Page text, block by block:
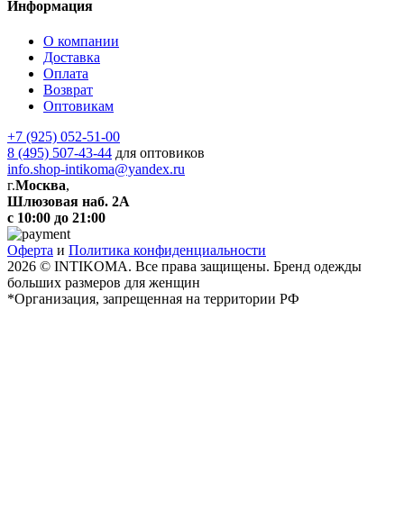
Информация
О компании
Доставка
Оплата
Возврат
Оптовикам
+7 (925) 052-51-00
8 (495) 507-43-44 для оптовиков
info.shop-intikoma@yandex.ru
г.Москва,
Шлюзовая наб. 2А
с 10:00 до 21:00
Оферта и Политика конфиденциальности
2026 © INTIKOMA. Все права защищены. Бренд одежды
больших размеров для женщин
*Организация, запрещенная на территории РФ